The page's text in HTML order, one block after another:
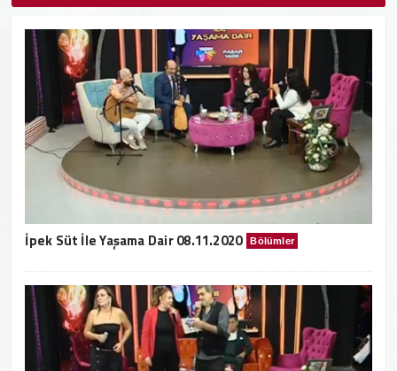
İpek Süt İle Yaşama Dair 08.11.2020 Bölümler